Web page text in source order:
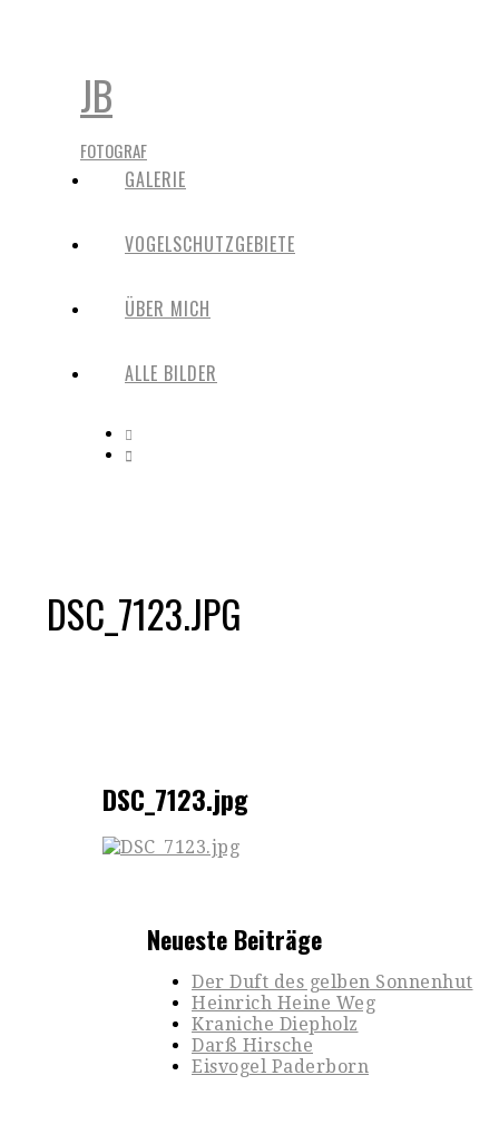
JB
FOTOGRAF
GALERIE
VOGELSCHUTZGEBIETE
ÜBER MICH
ALLE BILDER
DSC_7123.JPG
DSC_7123.jpg
Neueste Beiträge
Der Duft des gelben Sonnenhut
Heinrich Heine Weg
Kraniche Diepholz
Darß Hirsche
Eisvogel Paderborn